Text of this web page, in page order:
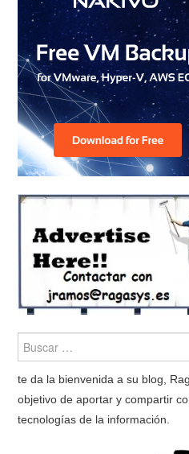
te da la bienvenida a su blog,
objetivo de aportar y compartir
tecnologías de la información.